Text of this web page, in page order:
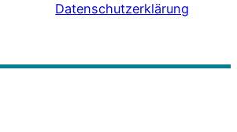
Datenschutzerklärung